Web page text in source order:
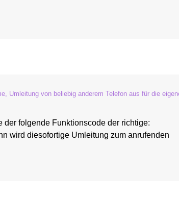
Umleitung von beliebig anderem Telefon aus für die
folgende Funktionscode der richtige:
wird diesofortige Umleitung zum anrufenden